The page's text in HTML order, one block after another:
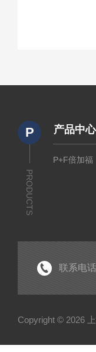
P
PRODUCTS
产品中心
P+F倍加福
联系电
Copyright © 2026